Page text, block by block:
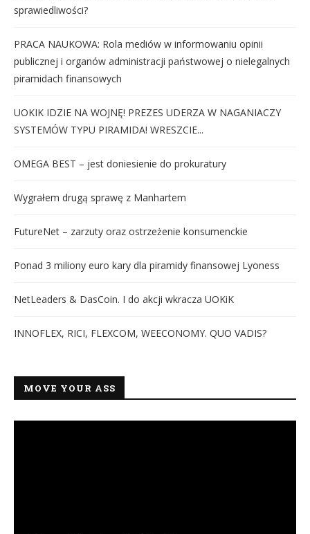
sprawiedliwości?
PRACA NAUKOWA: Rola mediów w informowaniu opinii
publicznej i organów administracji państwowej o nielegalnych
piramidach finansowych
UOKIK IDZIE NA WOJNĘ! PREZES UDERZA W NAGANIACZY
SYSTEMÓW TYPU PIRAMIDA! WRESZCIE...
OMEGA BEST – jest doniesienie do prokuratury
Wygrałem drugą sprawę z Manhartem
FutureNet – zarzuty oraz ostrzeżenie konsumenckie
Ponad 3 miliony euro kary dla piramidy finansowej Lyoness
NetLeaders & DasCoin. I do akcji wkracza UOKiK
INNOFLEX, RICI, FLEXCOM, WEECONOMY. QUO VADIS?
MOVE YOUR ASS